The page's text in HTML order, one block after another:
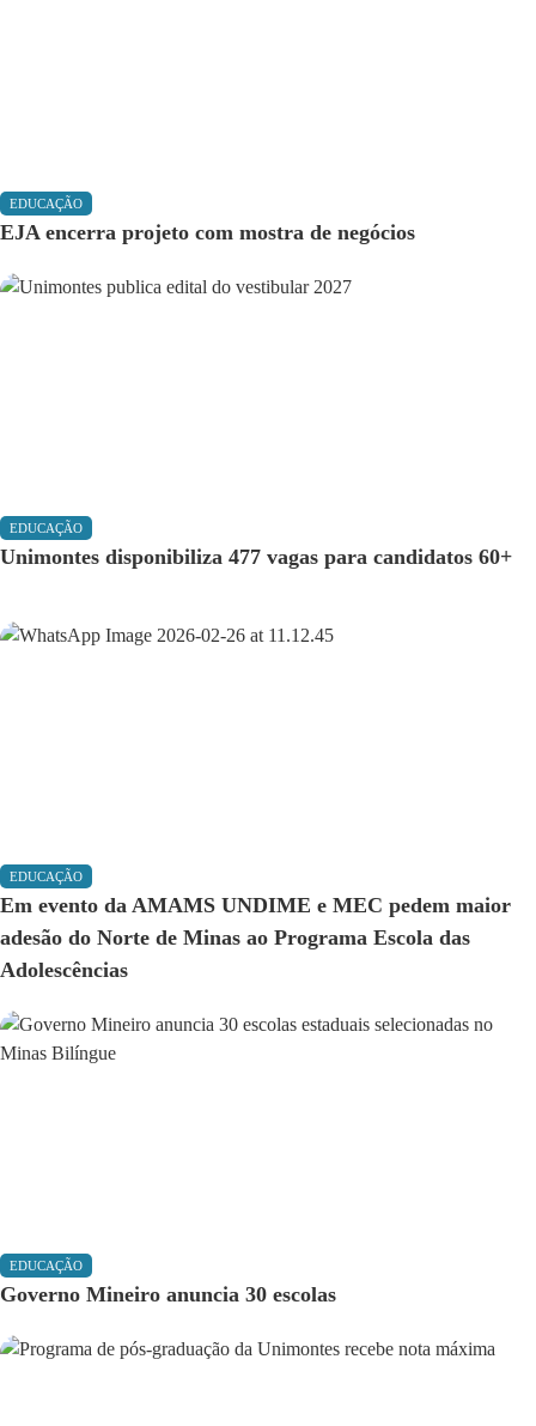
EDUCAÇÃO
EJA encerra projeto com mostra de negócios
EDUCAÇÃO
Unimontes disponibiliza 477 vagas para candidatos 60+
EDUCAÇÃO
Em evento da AMAMS UNDIME e MEC pedem maior
adesão do Norte de Minas ao Programa Escola das
Adolescências
EDUCAÇÃO
Governo Mineiro anuncia 30 escolas